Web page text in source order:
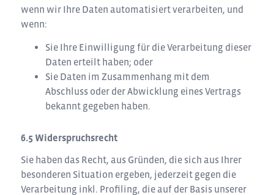
wenn wir Ihre Daten automatisiert verarbeiten, und
wenn:
Sie Ihre Einwilligung für die Verarbeitung dieser
Daten erteilt haben; oder
Sie Daten im Zusammenhang mit dem
Abschluss oder der Abwicklung eines Vertrags
bekannt gegeben haben.
Widerspruchsrecht
Sie haben das Recht, aus Gründen, die sich aus Ihrer
besonderen Situation ergeben, jederzeit gegen die
Verarbeitung inkl. Profiling, die auf der Basis unserer